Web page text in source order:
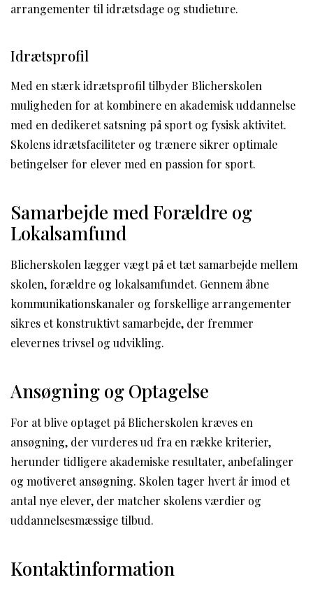
arrangementer til idrætsdage og studieture.
Idrætsprofil
Med en stærk idrætsprofil tilbyder Blicherskolen
muligheden for at kombinere en akademisk uddannelse
med en dedikeret satsning på sport og fysisk aktivitet.
Skolens idrætsfaciliteter og trænere sikrer optimale
betingelser for elever med en passion for sport.
Samarbejde med Forældre og
Lokalsamfund
Blicherskolen lægger vægt på et tæt samarbejde mellem
skolen, forældre og lokalsamfundet. Gennem åbne
kommunikationskanaler og forskellige arrangementer
sikres et konstruktivt samarbejde, der fremmer
elevernes trivsel og udvikling.
Ansøgning og Optagelse
For at blive optaget på Blicherskolen kræves en
ansøgning, der vurderes ud fra en række kriterier,
herunder tidligere akademiske resultater, anbefalinger
og motiveret ansøgning. Skolen tager hvert år imod et
antal nye elever, der matcher skolens værdier og
uddannelsesmæssige tilbud.
Kontaktinformation